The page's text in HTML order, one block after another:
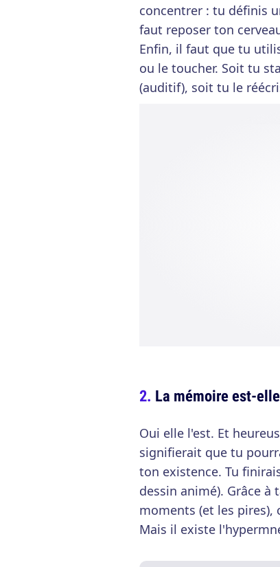
concentrer : tu définis
faut reposer ton
Enfin, il faut que tu
ou le toucher. Soit tu
(auditif), soit tu le
La mémoire est-
Oui elle l'est. Et
signifierait que tu
ton existence. Tu
dessin animé). Grâce
moments (et les pires),
Mais il existe